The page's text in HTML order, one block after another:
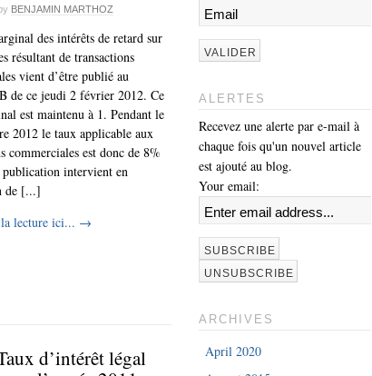
BENJAMIN MARTHOZ
des intérêts de retard sur
résultant de transactions
vient d’être publié au
de ce jeudi 2 février 2012. Ce
est maintenu à 1. Pendant le
2012 le taux applicable aux
commerciales est donc de 8%
publication intervient en
de [...]
lecture ici... →
d’intérêt légal
ALERTES
Recevez une alerte par e-mail à
chaque fois qu'un nouvel article
est ajouté au blog.
Your email:
ARCHIVES
April 2020